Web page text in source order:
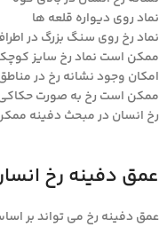
نماد روی دیواره قلعه ها
نماد رخ روی سنگ بزرگ در
ممکن است نماد رخ سایز
امکان وجود نشانه رخ در
ممکن است رخ به صورت حکاکی
رخ انسان در مبحث دفینه
عمق دفینه رخ
عمق دفینه رخ می تواند بر